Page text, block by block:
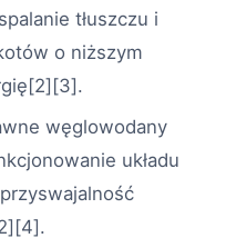
tłuszczu i
o niższym
[2][3].
węglowodany
układu
.